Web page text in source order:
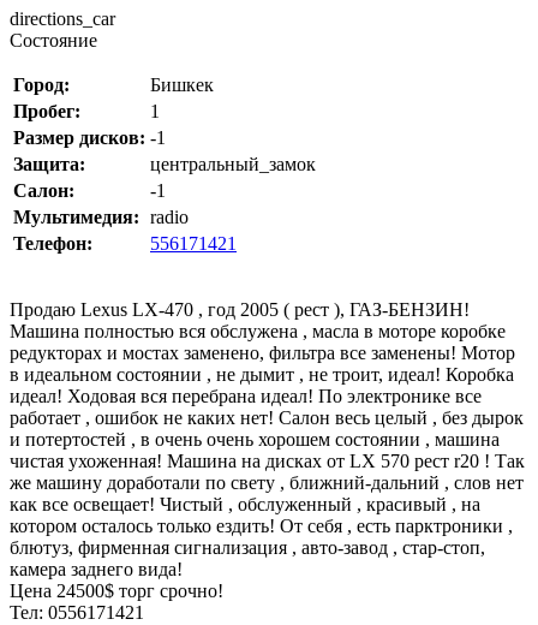
directions_car
Состояние
Город:
Бишкек
Пробег:
1
Размер дисков: -1
Защита:
центральный_замок
Салон:
-1
Мультимедия: radio
Телефон:
556171421
Продаю Lexus LX-470 , год 2005 ( рест ), ГАЗ-БЕНЗИН!
Машина полностью вся обслужена , масла в моторе коробке
редукторах и мостах заменено, фильтра все заменены! Мотор
в идеальном состоянии , не дымит , не троит, идеал! Коробка
идеал! Ходовая вся перебрана идеал! По электронике все
работает , ошибок не каких нет! Салон весь целый , без дырок
и потертостей , в очень очень хорошем состоянии , машина
чистая ухоженная! Машина на дисках от LX 570 рест r20 ! Так
же машину доработали по свету , ближний-дальний , слов нет
как все освещает! Чистый , обслуженный , красивый , на
котором осталось только ездить! От себя , есть парктроники ,
блютуз, фирменная сигнализация , авто-завод , стар-стоп,
камера заднего вида!
Цена 24500$ торг срочно!
Тел: 0556171421